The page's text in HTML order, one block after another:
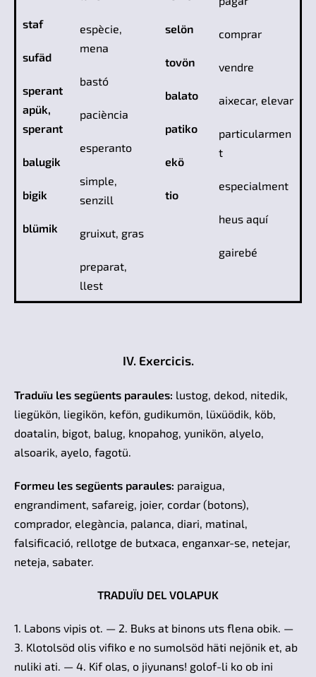
staf
sufäd
sperant
apük,
sperant
balugik
bigik
blümik
espècie,
mena
bastó
paciència
esperanto
simple,
senzill
gruixut, gras
preparat,
llest
selön
tovön
balato
patiko
ekö
tio
comprar
vendre
aixecar, elevar
particularmen
t
especialment
heus aquí
gairebé
IV. Exercicis.
Traduïu les següents paraules: lustog, dekod, nitedik,
liegükön, liegikön, kefön, gudikumön, lüxüödik, köb,
doatalin, bigot, balug, knopahog, yunikön, alyelo,
alsoarik, ayelo, fagotü.
Formeu les següents paraules: paraigua,
engrandiment, safareig, joier, cordar (botons),
comprador, elegància, palanca, diari, matinal,
falsificació, rellotge de butxaca, enganxar-se, netejar,
neteja, sabater.
TRADUÏU DEL VOLAPUK
1. Labons vipis ot. — 2. Buks at binons uts flena obik. —
3. Klotolsöd olis vifiko e no sumolsöd häti nejönik et, ab
nuliki ati. — 4. Kif olas, o jiyunans! golof-li ko ob ini